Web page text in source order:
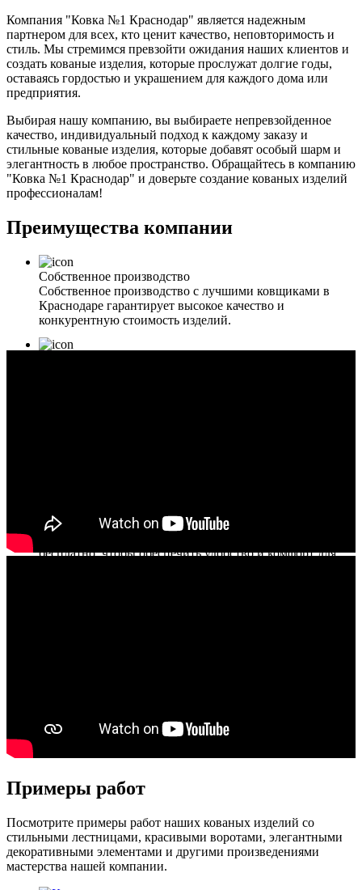
Компания "Ковка №1 Краснодар" является надежным
партнером для всех, кто ценит качество, неповторимость и
стиль. Мы стремимся превзойти ожидания наших клиентов и
создать кованые изделия, которые прослужат долгие годы,
оставаясь гордостью и украшением для каждого дома или
предприятия.
Выбирая нашу компанию, вы выбираете непревзойденное
качество, индивидуальный подход к каждому заказу и
стильные кованые изделия, которые добавят особый шарм и
элегантность в любое пространство. Обращайтесь в компанию
"Ковка №1 Краснодар" и доверьте создание кованых изделий
профессионалам!
Преимущества компании
Собственное производство
Собственное производство с лучшими ковщиками в
Краснодаре гарантирует высокое качество и
конкурентную стоимость изделий.
Бесплатная доставка
бесплатно, чтобы обеспечить удобство и комфорт для
вашему дизайн-проекту.
Примеры работ
Посмотрите примеры работ наших кованых изделий со
стильными лестницами, красивыми воротами, элегантными
декоративными элементами и другими произведениями
мастерства нашей компании.